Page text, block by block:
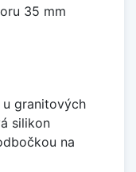
35 mm
u granitových
silikon
na